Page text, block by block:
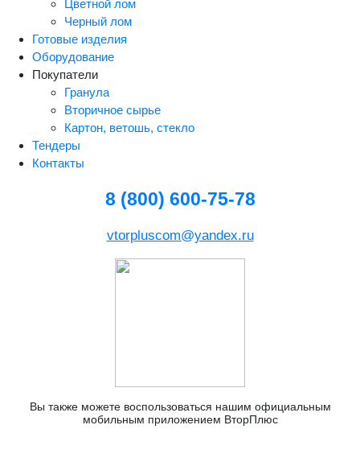
Цветной лом
Черный лом
Готовые изделия
Оборудование
Покупатели
Гранула
Вторичное сырье
Картон, ветошь, стекло
Тендеры
Контакты
8 (800) 600-75-78
vtorpluscom@yandex.ru
Вы также можете воспользоваться нашим официальным
мобильным приложением ВторПлюс